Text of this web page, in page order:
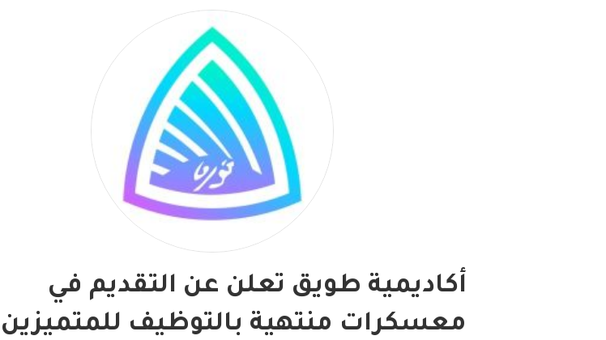
أكاديمية طويق تعلن عن التقديم في
معسكرات منتهية بالتوظيف للمتميزين